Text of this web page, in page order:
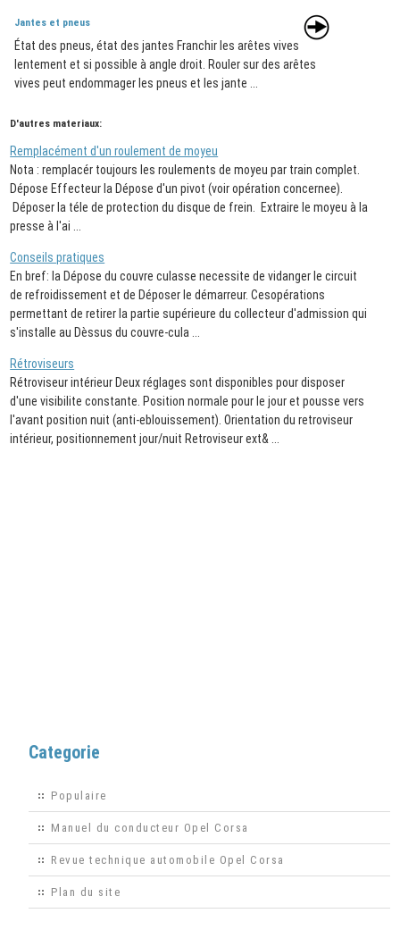
Jantes et pneus
État des pneus, état des jantes Franchir les arêtes vives
lentement et si possible à angle droit. Rouler sur des arêtes
vives peut endommager les pneus et les jante ...
D'autres materiaux:
Remplacément d'un roulement de moyeu
Nota : remplacér toujours les roulements de moyeu par train complet.
Dépose Effecteur la Dépose d'un pivot (voir opération concernee).
Déposer la téle de protection du disque de frein. Extraire le moyeu à la
presse à l'ai ...
Conseils pratiques
En bref: la Dépose du couvre culasse necessite de vidanger le circuit
de refroidissement et de Déposer le démarreur. Cesopérations
permettant de retirer la partie supérieure du collecteur d'admission qui
s'installe au Dèssus du couvre-cula ...
Rétroviseurs
Rétroviseur intérieur Deux réglages sont disponibles pour disposer
d'une visibilite constante. Position normale pour le jour et pousse vers
l'avant position nuit (anti-eblouissement). Orientation du retroviseur
intérieur, positionnement jour/nuit Retroviseur ext& ...
Categorie
Populaire
Manuel du conducteur Opel Corsa
Revue technique automobile Opel Corsa
Plan du site